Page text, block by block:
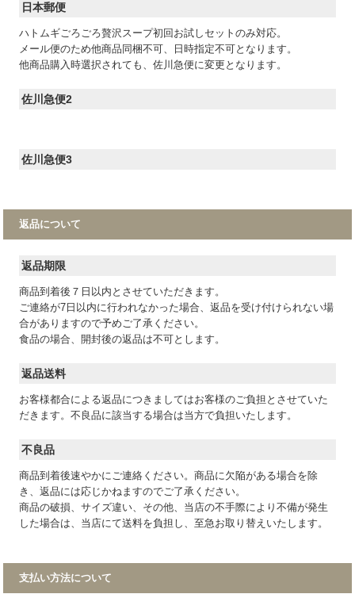
日本郵便
ハトムギごろごろ贅沢スープ初回お試しセットのみ対応。
メール便のため他商品同梱不可、日時指定不可となります。
他商品購入時選択されても、佐川急便に変更となります。
佐川急便2
佐川急便3
返品について
返品期限
商品到着後７日以内とさせていただきます。
ご連絡が7日以内に行われなかった場合、返品を受け付けられない場
合がありますので予めご了承ください。
食品の場合、開封後の返品は不可とします。
返品送料
お客様都合による返品につきましてはお客様のご負担とさせていた
だきます。不良品に該当する場合は当方で負担いたします。
不良品
商品到着後速やかにご連絡ください。商品に欠陥がある場合を除
き、返品には応じかねますのでご了承ください。
商品の破損、サイズ違い、その他、当店の不手際により不備が発生
した場合は、当店にて送料を負担し、至急お取り替えいたします。
支払い方法について